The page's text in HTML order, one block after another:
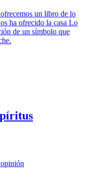
un libro de lo
ha ofrecido la casa Lo
de un símbolo que